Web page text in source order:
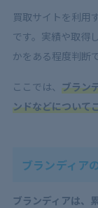
7
ブランデ
買取サイトを利用
です。実績や取得
かをある程度判断
ここでは、 ブラン
ンドなどについて
ブランディア
ブランディアは、